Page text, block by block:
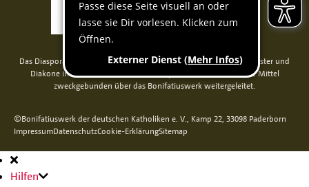
Das Diaspora-Kommissariat der deutschen Bischöfe unterstützt Priester und
Diakone in Nord-, Mittel- und Osteuropa. Seit 2014 werden die Mittel
zweckgebunden über das Bonifatiuswerk weitergeleitet.
©Bonifatiuswerk der deutschen Katholiken e. V., Kamp 22, 33098 Paderborn
ImpressumDatenschutzCookie-ErklärungSitemap
Hauptnavigation
Hilfen